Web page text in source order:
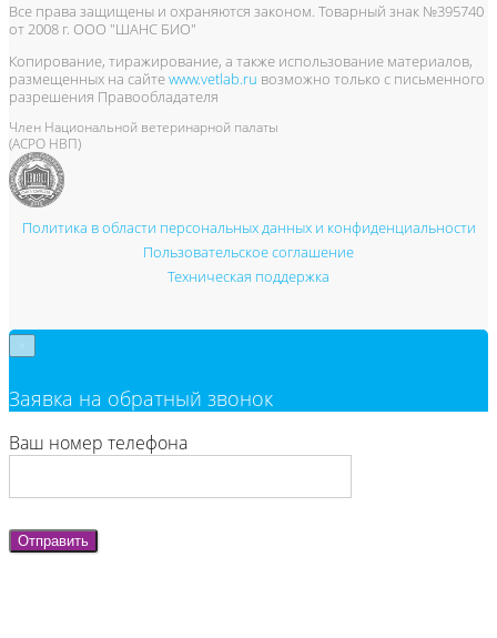
Все права защищены и охраняются законом. Товарный знак №395740
от 2008 г. ООО "ШАНС БИО"
Копирование, тиражирование, а также использование материалов,
размещенных на сайтеwww.vetlab.ru возможно только с письменного
разрешения Правообладателя
Член Национальной ветеринарной палаты
(АСРО НВП)
Политика в области персональных данных и конфиденциальности
Пользовательское соглашение
Техническая поддержка
Заявка на обратный звонок
Ваш номер телефона
Отправить